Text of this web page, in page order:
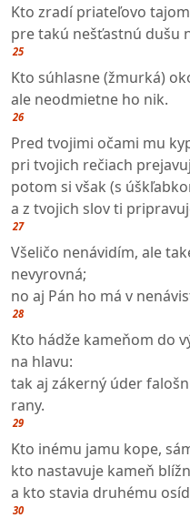
Kto zradí priateľovo
pre takú nešťastnú dušu
25
Kto súhlasne (žmurká)
ale neodmietne ho nik.
26
Pred tvojimi očami mu
pri tvojich rečiach
potom si však (s
a z tvojich slov ti
27
Všeličo nenávidím, ale
nevyrovná;
no aj Pán ho má v
28
Kto hádže kameňom do
na hlavu:
tak aj zákerný úder
rany.
29
Kto inému jamu kope,
kto nastavuje kameň
a kto stavia druhému
30